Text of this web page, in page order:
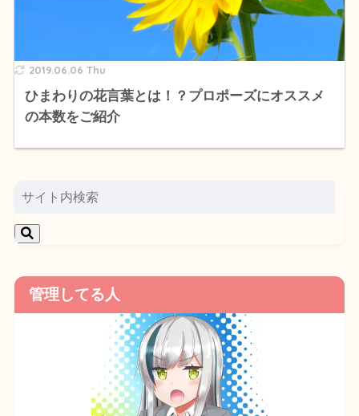
2019.06.06 Thu
ひまわりの花言葉とは！？プロポーズにオススメ
の本数をご紹介
管理してる人